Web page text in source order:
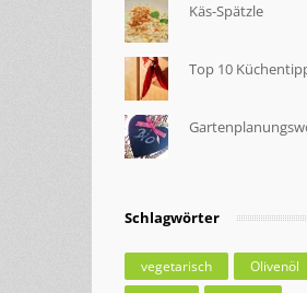
Käs-Spätzle
Top 10
Schlagwörter
vegetarisch
Olivenöl